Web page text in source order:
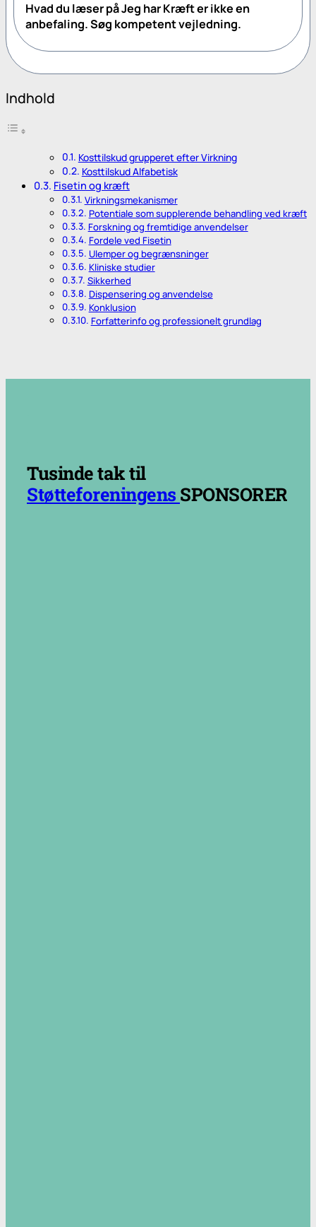
Hvad du læser påJeg har Kræfter ikke en
anbefaling. Søg kompetent vejledning.
Indhold
Kosttilskud grupperet efter Virkning
Kosttilskud Alfabetisk
Fisetin og kræft
Virkningsmekanismer
Potentiale som supplerende behandling ved kræft
Forskning og fremtidige anvendelser
Fordele ved Fisetin
Ulemper og begrænsninger
Kliniske studier
Sikkerhed
Dispensering og anvendelse
Konklusion
Forfatterinfo og professionelt grundlag
Tusinde tak til
Støtteforeningens SPONSORER